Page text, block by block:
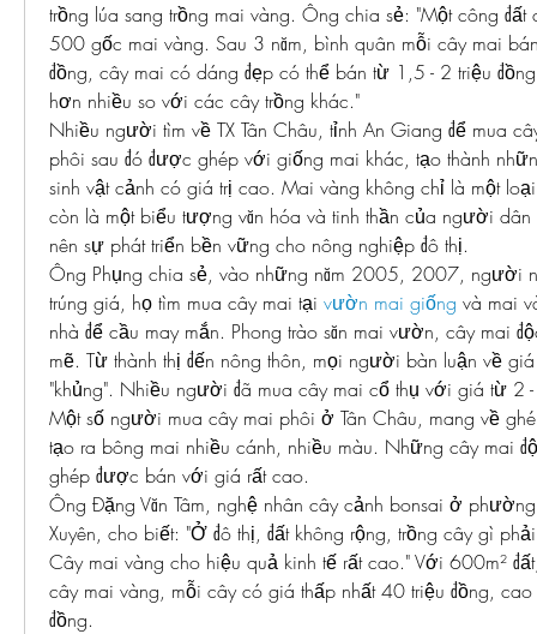
trồng lúa sang trồng mai vàng. Ông chia sẻ: "Một công đất
500 gốc mai vàng. Sau 3 năm, bình quân mỗi cây mai
đồng, cây mai có dáng đẹp có thể bán từ 1,5 - 2 triệu
hơn nhiều so với các cây trồng khác."
Nhiều người tìm về TX Tân Châu, tỉnh An Giang để mua
phôi sau đó được ghép với giống mai khác, tạo thành
sinh vật cảnh có giá trị cao. Mai vàng không chỉ là một
còn là một biểu tượng văn hóa và tinh thần của người
nên sự phát triển bền vững cho nông nghiệp đô thị.
Ông Phụng chia sẻ, vào những năm 2005, 2007, người
trúng giá, họ tìm mua cây mai tại vườn mai giống và mai
nhà để cầu may mắn. Phong trào săn mai vườn, cây mai
mẽ. Từ thành thị đến nông thôn, mọi người bàn luận về
"khủng". Nhiều người đã mua cây mai cổ thụ với giá từ 2
Một số người mua cây mai phôi ở Tân Châu, mang về
tạo ra bông mai nhiều cánh, nhiều màu. Những cây mai
ghép được bán với giá rất cao.
Ông Đặng Văn Tâm, nghệ nhân cây cảnh bonsai ở
Xuyên, cho biết: "Ở đô thị, đất không rộng, trồng cây gì
Cây mai vàng cho hiệu quả kinh tế rất cao." Với 600m²
cây mai vàng, mỗi cây có giá thấp nhất 40 triệu đồng, cao
đồng.